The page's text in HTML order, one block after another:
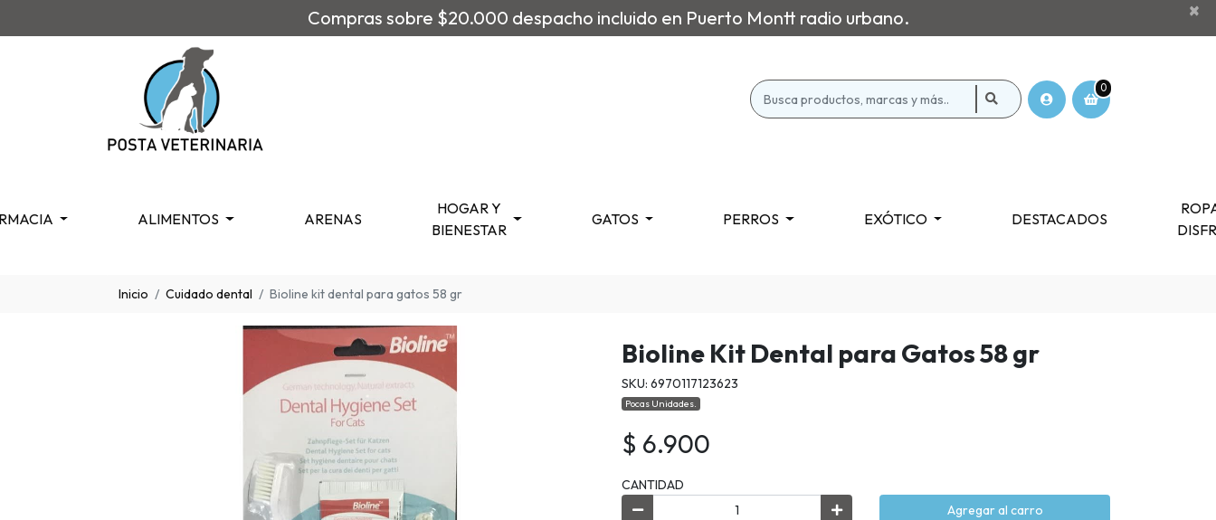
Compras sobre $20.000 despacho incluido en Puerto Montt radio urbano. ×
0
ALIMENTOS ARENAS
HOGAR Y
BIENESTAR
GATOS PERROS EXÓTICO DESTACADOS
Inicio Cuidado dental Bioline kit dental para gatos 58 gr
Bioline Kit Dental para Gatos 58 gr
SKU: 6970117123623
Pocas Unidades.
$ 6.900
CANTIDAD
Agregar al carro